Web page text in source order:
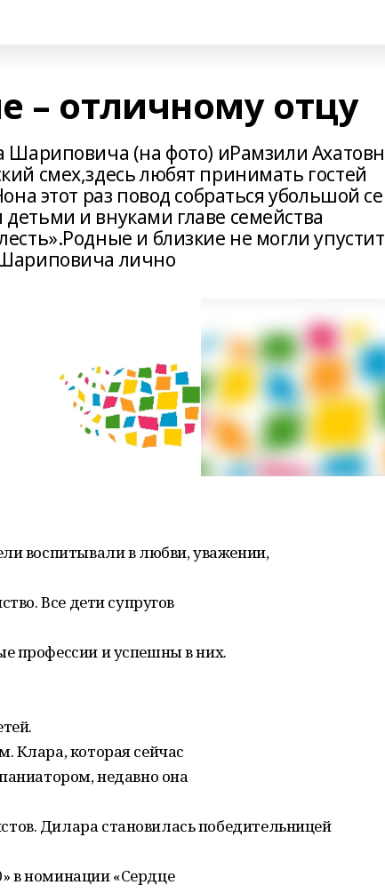
– отличному отцу
Шариповича (на фото) иРамзили
смех,здесь любят принимать гостей
этот раз повод собраться убольшой
и внуками главе семейства
и близкие не могли
лично
воспитывали в любви, уважении,
Все дети супругов
профессии и успешны в них.
Клара, которая сейчас
недавно она
Дилара становилась победительницей
в номинации «Сердце